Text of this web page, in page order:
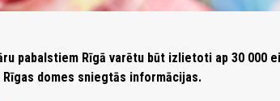
pabalstiem Rīgā varētu būt izlietoti ap 30 000
Rīgas domes sniegtās informācijas.